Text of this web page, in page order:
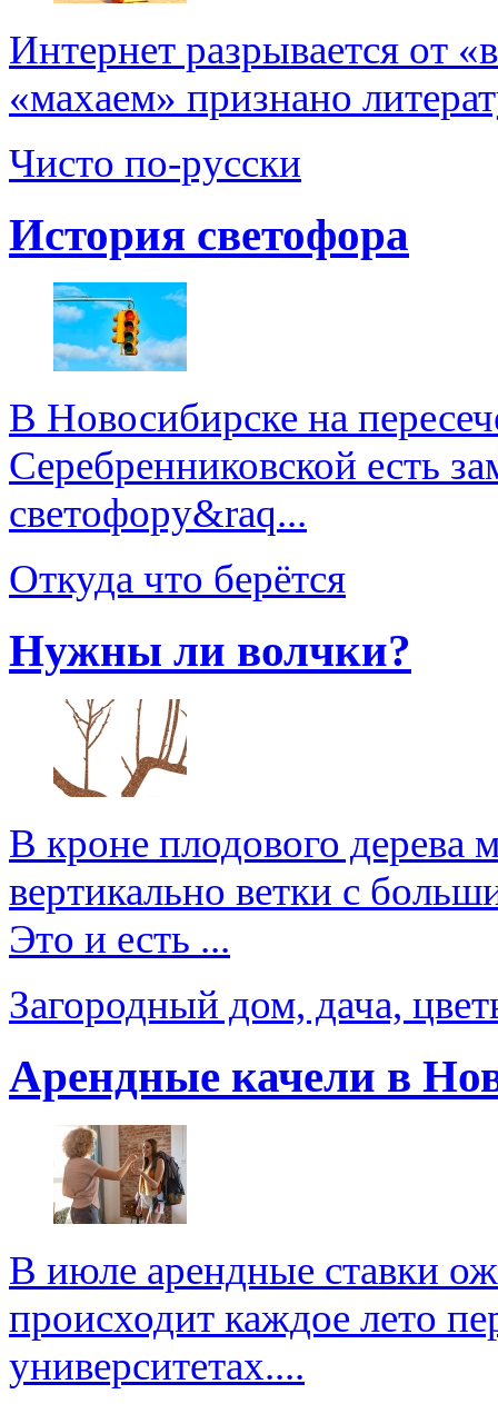
Интернет разрывается от
«махаем» признано
Чисто по-русски
История светофора
В Новосибирске на
Серебренниковской есть
светофору&raq...
Откуда что берётся
Нужны ли волчки?
В кроне плодового дерева
вертикально ветки с
Это и есть ...
Загородный дом, дача,
Арендные качели в
В июле арендные ставки
происходит каждое лето
университетах....